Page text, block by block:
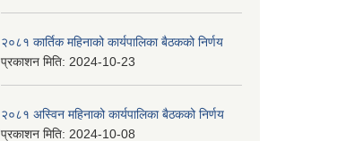
२०८१ कार्तिक महिनाको कार्यपालिका बैठकको निर्णय
प्रकाशन मिति: 2024-10-23
२०८१ अस्विन महिनाको कार्यपालिका बैठकको निर्णय
प्रकाशन मिति: 2024-10-08